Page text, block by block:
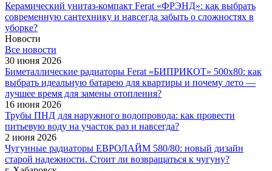
Керамический унитаз-компакт Ferat «ФРЭНД»: как выбрать
современную сантехнику и навсегда забыть о сложностях в
уборке?
Новости
Все новости
30 июня 2026
Биметаллические радиаторы Ferat «БИПРИКОТ» 500x80: как
выбрать идеальную батарею для квартиры и почему лето —
лучшее время для замены отопления?
16 июня 2026
Трубы ПНД для наружного водопровода: как провести
питьевую воду на участок раз и навсегда?
2 июня 2026
Чугунные радиаторы ЕВРОЛАЙМ 580/80: новый дизайн
старой надежности. Стоит ли возвращаться к чугуну?